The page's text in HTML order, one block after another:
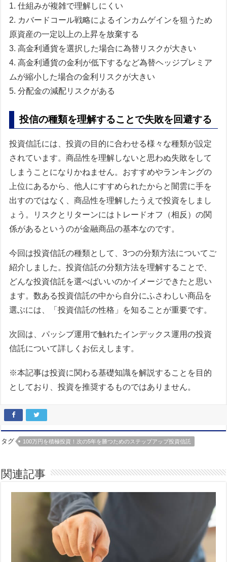
1. 仕組みが複雑で理解しにくい
2. カバードコール戦略によるインカムゲインを狙うため
原資産の一定以上の上昇を放棄する
3. 高金利通貨を選択した場合に為替リスクが大きい
4. 高金利通貨の金利が低下するなど為替ヘッジプレミア
ムが縮小した場合の金利リスクが大きい
5. 分配金の減配リスクがある
投信の種類を理解することで失敗を回避する
投資信託には、投資の目的に合わせる様々な種類が設定
されています。商品性を理解しないと思わぬ失敗をして
しまうことになりかねません。おすすめやランキングの
上位にあるから、他人にすすめられたからと闇雲に手を
出すのではなく、商品性を理解したうえで投資をしまし
ょう。リスクとリターンにはトレードオフ（相反）の関
係があるというのが金融商品の基本なのです。
今回は投資信託の種類として、3つの分類方法についてご
紹介しました。投資信託の分類方法を理解することで、
どんな投資信託を選べばいいのかイメージできたと思い
ます。数ある投資信託の中から自分にふさわしい商品を
選ぶには、「投資信託の性格」を知ることが重要です。
次回は、パッシブ運用で触れたインデックス運用の投資
信託について詳しくお伝えします。
※本記事は投資に関わる基礎知識を解説することを目的
としており、投資を推奨するものではありません。
タグ 100万円を積極投資！次の5年を勝つためのステップアップ投資信託
関連記事